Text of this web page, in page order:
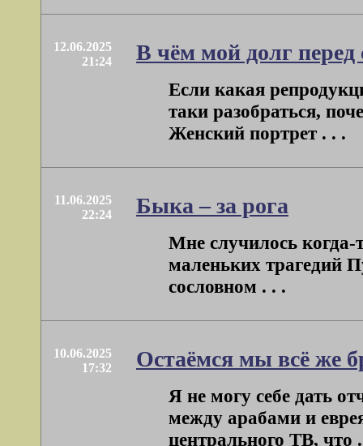
12.06.2025
21:24
В чём мой долг перед
Если какая
таки разобраться,
Женский портрет . . .
11.06.2025
22:24
Быка – за рога
Мне случилось когда-
маленьких трагедий
сословном . . .
10.06.2025
17:32
Остаёмся мы всё же
Я не могу себе дать
между арабами и
центрального ТВ, что